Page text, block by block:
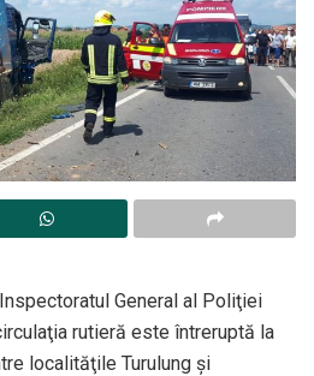
General al Poliţiei
rutieră este întreruptă la
localităţile Turulung şi